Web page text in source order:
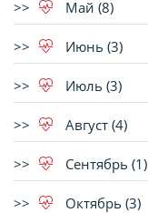
Май (8)
Июнь (3)
Июль (3)
Август (4)
Сентябрь (1)
Октябрь (3)